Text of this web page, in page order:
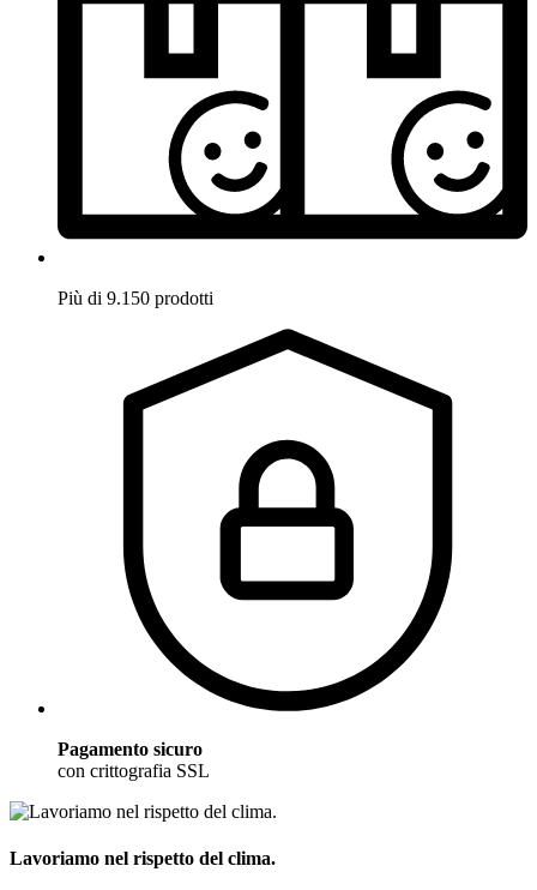
Più di 9.150 prodotti
Pagamento sicuro
con crittografia SSL
Lavoriamo nel rispetto del clima.